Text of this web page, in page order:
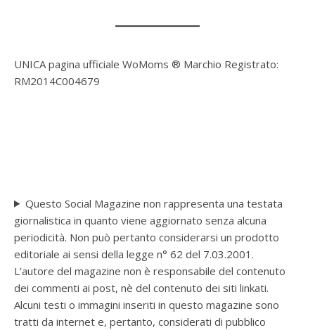
UNICA pagina ufficiale WoMoms ® Marchio Registrato:
RM2014C004679
Questo Social Magazine non rappresenta una testata
giornalistica in quanto viene aggiornato senza alcuna
periodicità. Non può pertanto considerarsi un prodotto
editoriale ai sensi della legge n° 62 del 7.03.2001.
L’autore del magazine non è responsabile del contenuto
dei commenti ai post, nè del contenuto dei siti linkati.
Alcuni testi o immagini inseriti in questo magazine sono
tratti da internet e, pertanto, considerati di pubblico